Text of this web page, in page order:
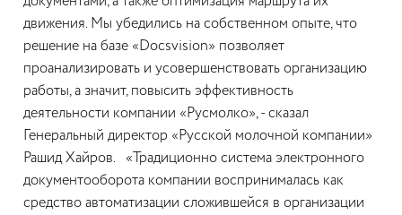
движения. Мы убедились на собственном опыте, что
решение на базе «Docsvision» позволяет
проанализировать и усовершенствовать организацию
работы, а значит, повысить эффективность
деятельности компании «Русмолко», - сказал
Генеральный директор «Русской молочной компании»
Рашид Хайров. «Традиционно система электронного
документооборота компании воспринималась как
средство автоматизации сложившейся в организации